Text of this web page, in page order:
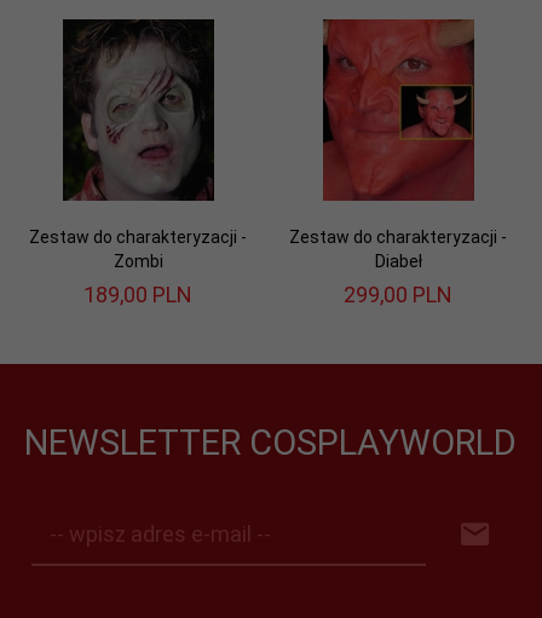
Zestaw do charakteryzacji -
Zombi
189,00 PLN
Zestaw do charakteryzacji -
Diabeł
299,00 PLN
NEWSLETTER COSPLAYWORLD
-- wpisz adres e-mail --